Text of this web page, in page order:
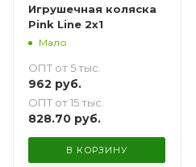
Игрушечная коляска
Pink Line 2x1
Мало
ОПТ от 5 тыс.
962 руб.
ОПТ от 15 тыс.
828.70 руб.
В КОРЗИНУ